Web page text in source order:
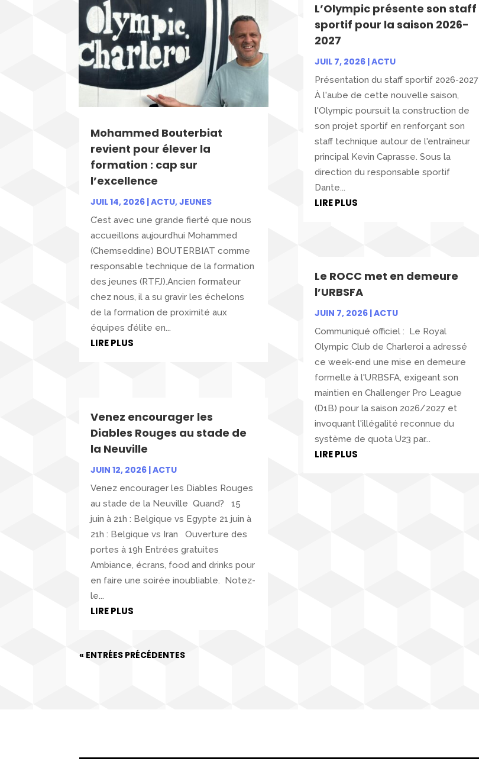
Mohammed Bouterbiat
revient pour élever la
formation : cap sur
l’excellence
JUIL 14, 2026 |ACTU,JEUNES
C’est avec une grande fierté que nous
accueillons aujourd’hui Mohammed
(Chemseddine) BOUTERBIAT comme
responsable technique de la formation
des jeunes (RTFJ).Ancien formateur
chez nous, il a su gravir les échelons
de la formation de proximité aux
équipes d’élite en...
LIRE PLUS
Venez encourager les
Diables Rouges au stade de
la Neuville
JUIN 12, 2026 |ACTU
Venez encourager les Diables Rouges
au stade de la Neuville Quand? 15
juin à 21h : Belgique vs Egypte 21 juin à
21h : Belgique vs Iran Ouverture des
portes à 19h Entrées gratuites
Ambiance, écrans, food and drinks pour
en faire une soirée inoubliable. Notez-
le...
LIRE PLUS
L’Olympic présente son staff
sportif pour la saison 2026-
2027
JUIL 7, 2026|ACTU
Présentation du staff sportif 2026-2027
À l'aube de cette nouvelle saison,
l'Olympic poursuit la construction de
son projet sportif en renforçant son
staff technique autour de l'entraîneur
principal Kevin Caprasse. Sous la
direction du responsable sportif
Dante...
LIRE PLUS
Le ROCC met en demeure
l’URBSFA
JUIN 7, 2026|ACTU
Communiqué officiel : Le Royal
Olympic Club de Charleroi a adressé
ce week-end une mise en demeure
formelle à l'URBSFA, exigeant son
maintien en Challenger Pro League
(D1B) pour la saison 2026/2027 et
invoquant l'illégalité reconnue du
système de quota U23 par...
LIRE PLUS
« ENTRÉES PRÉCÉDENTES